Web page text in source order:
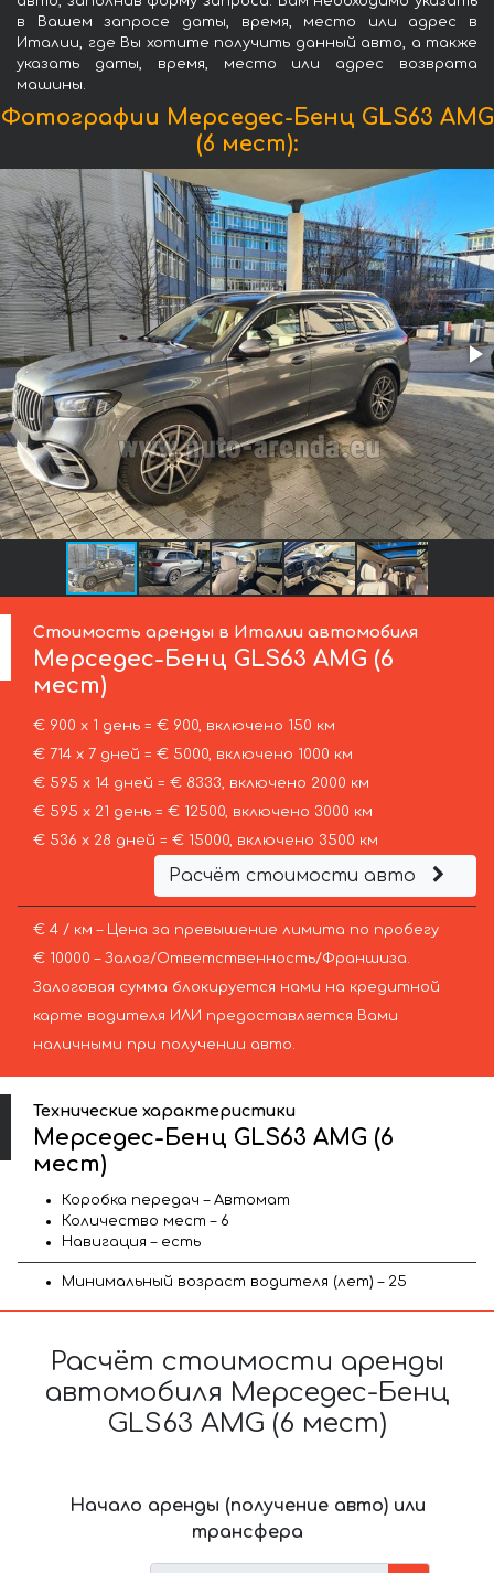
в Вашем запросе даты, время, место или адрес в
Италии, где Вы хотите получить данный авто, а также
указать даты, время, место или адрес возврата
машины.
Фотографии Мерседес-Бенц GLS63 AMG
(6 мест):
Стоимость аренды в Италии автомобиля
Мерседес-Бенц GLS63 AMG (6
мест)
€ 900 х 1 день = € 900, включено 150 км
€ 714 х 7 дней = € 5000, включено 1000 км
€ 595 х 14 дней = € 8333, включено 2000 км
€ 595 х 21 день = € 12500, включено 3000 км
€ 536 х 28 дней = € 15000, включено 3500 км
Расчёт стоимости авто
€ 4 / км – Цена за превышение лимита по пробегу
€ 10000 – Залог/Ответственность/Франшиза.
Залоговая сумма блокируется нами на кредитной
карте водителя ИЛИ предоставляется Вами
наличными при получении авто.
Технические характеристики
Мерседес-Бенц GLS63 AMG (6
мест)
Коробка передач – Автомат
Количество мест – 6
Навигация – есть
Минимальный возраст водителя (лет) – 25
Расчёт стоимости аренды
автомобиля Мерседес-Бенц
GLS63 AMG (6 мест)
Начало аренды (получение авто) или
трансфера